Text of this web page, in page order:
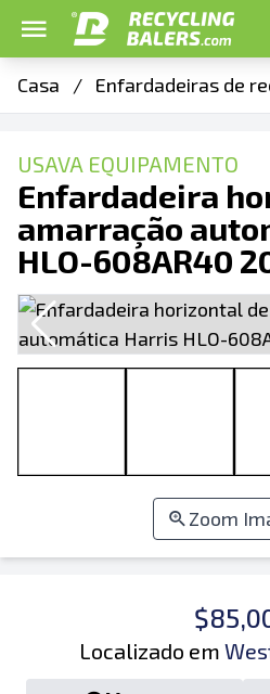
Casa / Enfardadeiras de
USAVA EQUIPAMENTO
Enfardadeira
amarração
HLO-608AR40
Zoom
Localizado em